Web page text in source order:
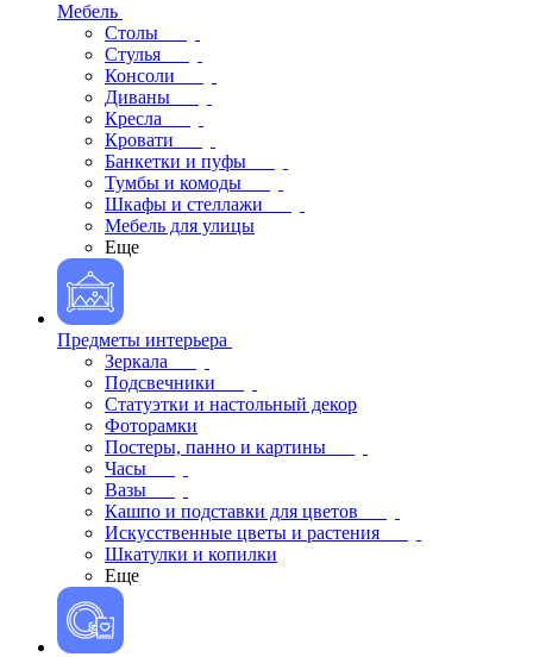
Мебель
Столы
Стулья
Консоли
Диваны
Кресла
Кровати
Банкетки и пуфы
Тумбы и комоды
Шкафы и стеллажи
Мебель для улицы
Еще
Предметы интерьера
Зеркала
Подсвечники
Статуэтки и настольный декор
Фоторамки
Постеры, панно и картины
Часы
Вазы
Кашпо и подставки для цветов
Искусственные цветы и растения
Шкатулки и копилки
Еще